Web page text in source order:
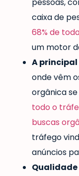
pessoas,
caixa de
68% de
um motor
A
onde vêm
orgânica
todo o
buscas
tráfego
anúncios
Qualidade